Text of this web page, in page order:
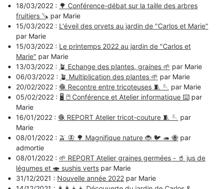
18/03/2022 : 🌳 Conférence-débat sur la taille des arbres
fruitiers 🪚 par Marie
15/03/2022 : L'éveil des orvets au jardin de "Carlos et Marie"
par Marie
15/03/2022 : Le printemps 2022 au jardin de "Carlos et
Marie" par Marie
13/03/2022 : 🪴 Echange des plantes, graines 🌱 par Marie
06/03/2022 : 🪴 Multiplication des plantes 🌱 par Marie
20/02/2022 : 🧶 Recontre entre tricoteuses 🧵 🪡 par Marie
05/02/2022 : 🖥️ 🖱️ Conférence et Atelier informatique ⌨️ par
Marie
16/01/2022 : 🧶 REPORT Atelier tricot-couture 🧵 🪡 par
Marie
08/01/2022 : 🫒 🦋 🌳 Magnifique nature 🐞 🐦 🦔 🐝 par
admortie
08/01/2022 : 🌱 REPORT Atelier graines germées - 🥤 jus de
légumes et 🍣 sushis verts par Marie
31/12/2021 : Nouvelle année 2022 par Marie